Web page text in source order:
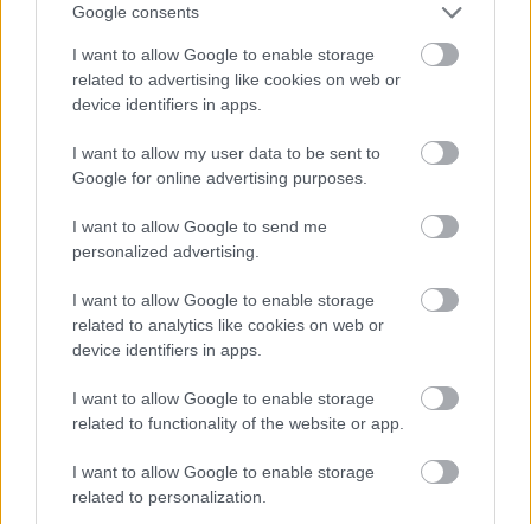
Google consents
I want to allow Google to enable storage
related to advertising like cookies on web or
device identifiers in apps.
I want to allow my user data to be sent to
Google for online advertising purposes.
I want to allow Google to send me
personalized advertising.
I want to allow Google to enable storage
related to analytics like cookies on web or
device identifiers in apps.
I want to allow Google to enable storage
related to functionality of the website or app.
I want to allow Google to enable storage
related to personalization.
FORMA-1
Zéró kifogás az Alpine-nál, a
McLaren és a Ferrari a
célkeresztben
FORMA-1
ahol a győzelemért harcolhatna
„Bizonyosan vannak területek, ahol Max valóban
fenomenális. Ugyanakkor nyilvánvaló, hogy nem
volt csapattársa, aki bármilyen módon kihívást
jelenthetett volna neki. Ez nyilvánvalóan
megkönnyíti az életét. Verstappen ezért nem érez
nyomást. Nem kell házon belüli csatát vívnia, nem